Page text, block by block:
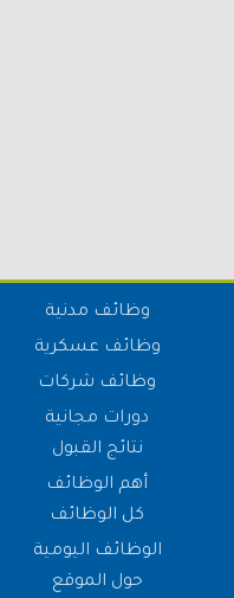
وظائف مدنية
وظائف عسكرية
وظائف شركات
دورات مجانية
نتائج القبول
أهم الوظائف
كل الوظائف
الوظائف اليومية
حول الموقع